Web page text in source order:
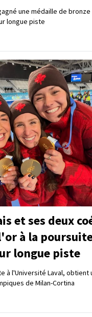
une médaille de
longue piste
et ses deux
à la
longue piste
à l'Université Laval, obtient
de Milan-Cortina